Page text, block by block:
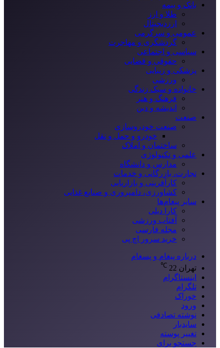
بانک و بیمه
طلا و ارز
ارزدیجیتال
عمومی و سرگرمی
گردشگری و مهاجرت
سیاسی و اجتماعی
حقوقی و قضایی
پزشکی و زیبایی
ورزشی
خانواده و سبک زندگی
فرهنگ و هنر
اندیشه و دین
صنعت
صنعت خودروسازی
خودرو و حمل و نقل
ساختمان و املاک
علمی و تکنولوژی
مدارس و دانشگاه
تجارت، بازرگانی و خدمات
کارآفرینی و بازاریابی
کشاورزی، دامپروری و صنایع غذایی
سایر پیغام‌ها
کارا دیلی
آفتاب ورزشی
مجله فارسی
خرید سرور اچ پی
درباره پیغام و پسغام
تهران 22
℃
اینستاگرام
تلگرام
خوراک
ورود
نوشته تصادفی
سایدبار
تغییر پوسته
جستجو برای